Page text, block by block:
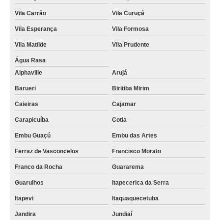
Vila Carrão Vila Curuçá
Vila Esperança Vila Formosa
Vila Matilde Vila Prudente
Água Rasa
Alphaville
Arujá
Barueri Biritiba Mirim
Caieiras Cajamar
Carapicuíba Cotia
Embu Guaçú Embu das Artes
Ferraz de Vasconcelos Francisco Morato
Franco da Rocha Guararema
Guarulhos Itapecerica da Serra
Itapevi Itaquaquecetuba
Jandira Jundiaí